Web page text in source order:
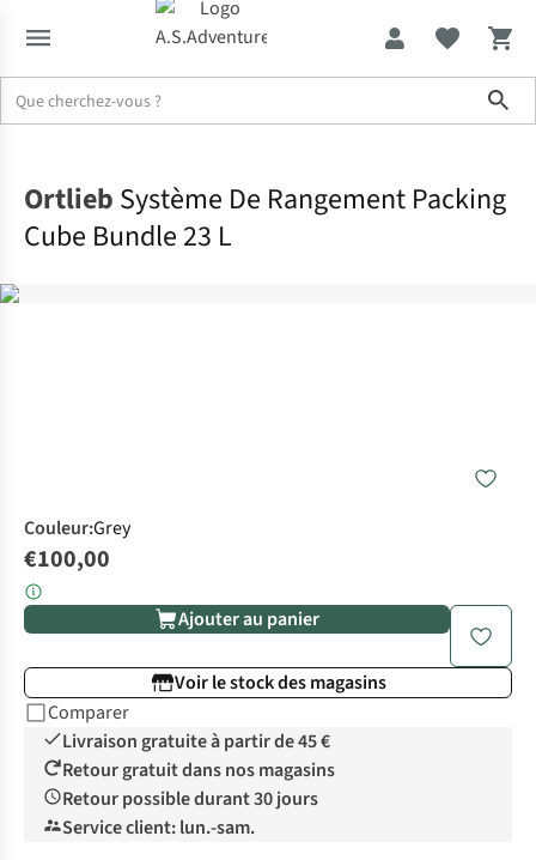
Ortlieb Système De Rangement Packing
Cube Bundle 23 L
Couleur:Grey
€100,00
Ajouter au panier
Voir le stock des magasins
Comparer
Livraison gratuite à partir de 45 €
Retour gratuit dans nos magasins
Retour possible durant 30 jours
Service client: lun.-sam.